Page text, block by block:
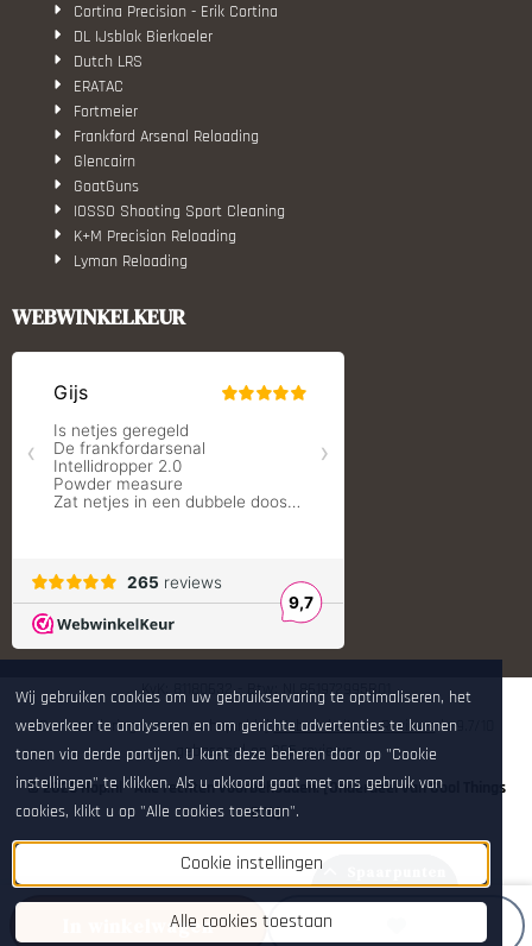
In winkelwagen
Cortina Precision - Erik Cortina
DL IJsblok Bierkoeler
Dutch LRS
ERATAC
Fortmeier
Frankford Arsenal Reloading
Glencairn
GoatGuns
IOSSO Shooting Sport Cleaning
K+M Precision Reloading
Lyman Reloading
Monstrum Tactical
S.T. Dupont
Shooters Global
Shooting Technology - Reloading
SleipnerX Bipods
SuperTrickler
Tier One Bipods
True Flite
Ugly Reloading - Derraco Enginee
Vortex Optics
Zippo
WEBWINKELKEUR
KvK: 81180632 - Btw: NL861972995B01
De waardering van www.hop.nl bijWebwinkelKeur Reviewsis 9.7/10
gebaseerd op 265 reviews.
© 2026 Hop.nl - Alle rechten voorbehouden. [Onderdeel van Cool Things
B.V.]
Wij gebruiken cookies om uw gebruikservaring te optimaliseren, het
webverkeer te analyseren en om gerichte advertenties te kunnen
tonen via derde partijen. U kunt deze beheren door op "Cookie
instellingen" te klikken. Als u akkoord gaat met ons gebruik van
cookies, klikt u op "Alle cookies toestaan".
Cookie instellingen
Alle cookies toestaan